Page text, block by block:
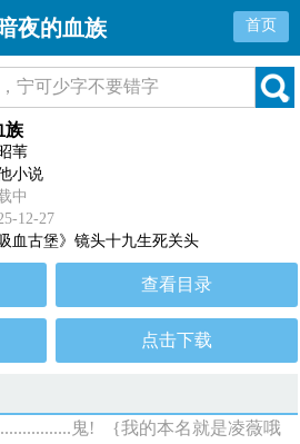
暗夜的血族 首页
族
苇
小说
中
12-27
吸血古堡》镜头十九生死关头
查看目录
点击下载
鬼! {我的本名就是凌薇哦